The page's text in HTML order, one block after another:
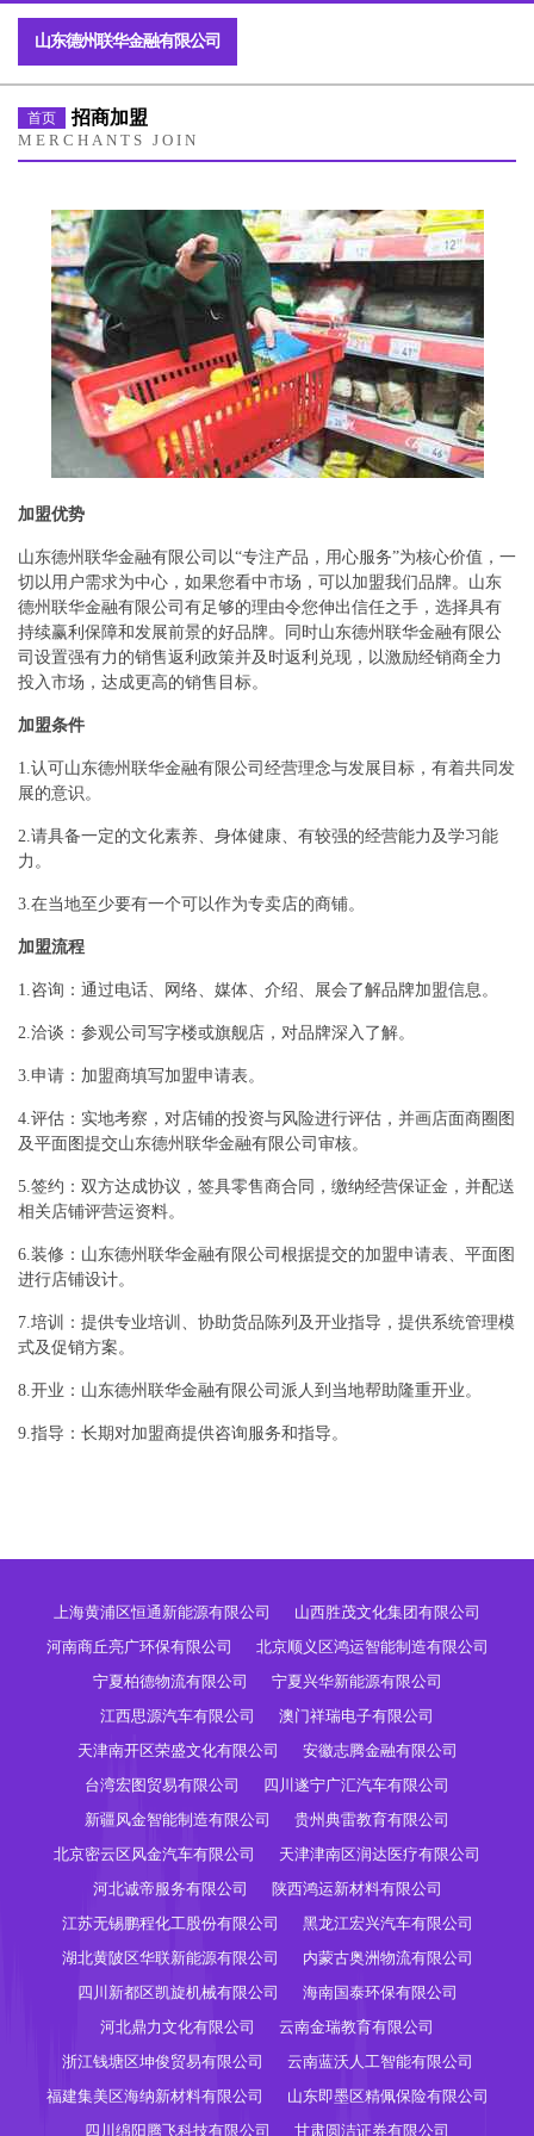
山东德州联华金融有限公司
首页 招商加盟
MERCHANTS JOIN
加盟优势
山东德州联华金融有限公司以“专注产品，用心服务”为核心价值，一
切以用户需求为中心，如果您看中市场，可以加盟我们品牌。山东
德州联华金融有限公司有足够的理由令您伸出信任之手，选择具有
持续赢利保障和发展前景的好品牌。同时山东德州联华金融有限公
司设置强有力的销售返利政策并及时返利兑现，以激励经销商全力
投入市场，达成更高的销售目标。
加盟条件
1.认可山东德州联华金融有限公司经营理念与发展目标，有着共同发
展的意识。
2.请具备一定的文化素养、身体健康、有较强的经营能力及学习能
力。
3.在当地至少要有一个可以作为专卖店的商铺。
加盟流程
1.咨询：通过电话、网络、媒体、介绍、展会了解品牌加盟信息。
2.洽谈：参观公司写字楼或旗舰店，对品牌深入了解。
3.申请：加盟商填写加盟申请表。
4.评估：实地考察，对店铺的投资与风险进行评估，并画店面商圈图
及平面图提交山东德州联华金融有限公司审核。
5.签约：双方达成协议，签具零售商合同，缴纳经营保证金，并配送
相关店铺评营运资料。
6.装修：山东德州联华金融有限公司根据提交的加盟申请表、平面图
进行店铺设计。
7.培训：提供专业培训、协助货品陈列及开业指导，提供系统管理模
式及促销方案。
8.开业：山东德州联华金融有限公司派人到当地帮助隆重开业。
9.指导：长期对加盟商提供咨询服务和指导。
上海黄浦区恒通新能源有限公司
山西胜茂文化集团有限公司
河南商丘亮广环保有限公司
北京顺义区鸿运智能制造有限公司
宁夏柏德物流有限公司
宁夏兴华新能源有限公司
江西思源汽车有限公司
澳门祥瑞电子有限公司
天津南开区荣盛文化有限公司
安徽志腾金融有限公司
台湾宏图贸易有限公司
四川遂宁广汇汽车有限公司
新疆风金智能制造有限公司
贵州典雷教育有限公司
北京密云区风金汽车有限公司
天津津南区润达医疗有限公司
河北诚帝服务有限公司
陕西鸿运新材料有限公司
江苏无锡鹏程化工股份有限公司
黑龙江宏兴汽车有限公司
湖北黄陂区华联新能源有限公司
内蒙古奥洲物流有限公司
四川新都区凯旋机械有限公司
海南国泰环保有限公司
河北鼎力文化有限公司
云南金瑞教育有限公司
浙江钱塘区坤俊贸易有限公司
云南蓝沃人工智能有限公司
福建集美区海纳新材料有限公司
山东即墨区精佩保险有限公司
四川绵阳腾飞科技有限公司
甘肃圆洁证券有限公司